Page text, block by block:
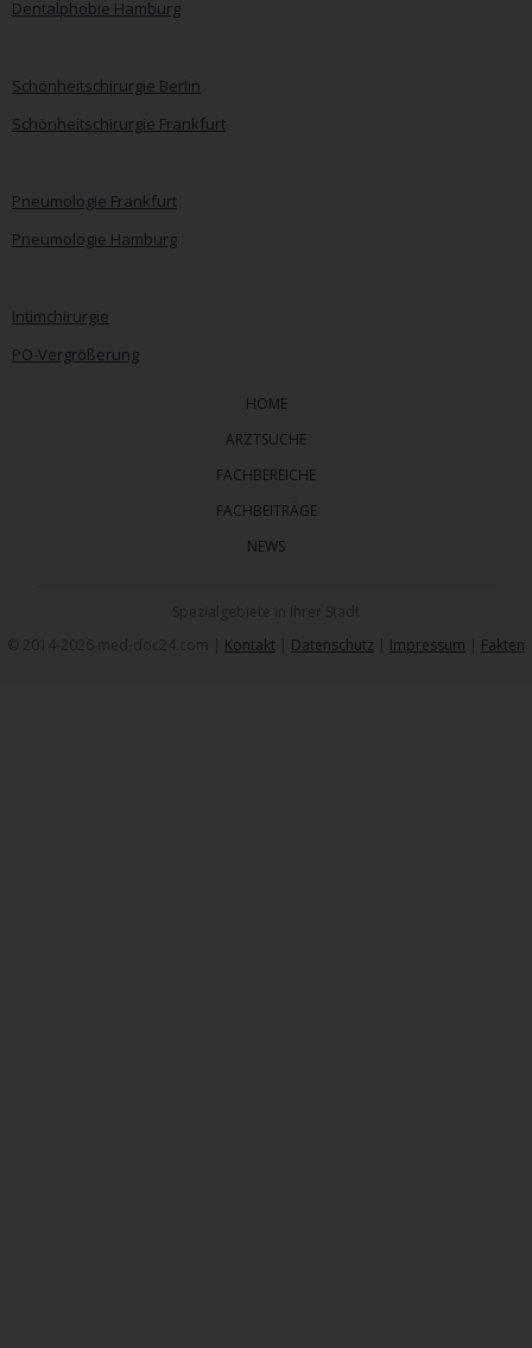
Dentalphobie Hamburg
Schönheitschirurgie Berlin
Schönheitschirurgie Frankfurt
Pneumologie Frankfurt
Pneumologie Hamburg
Intimchirurgie
PO-Vergrößerung
HOME
ARZTSUCHE
FACHBEREICHE
FACHBEITRÄGE
NEWS
Kontakt Datenschutz Impressum Fakten